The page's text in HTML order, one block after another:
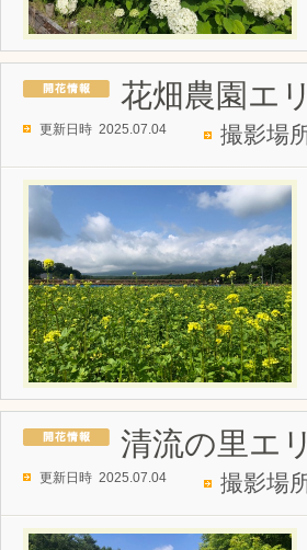
花畑農園エ
更新日時 2025.07.04 撮影場
清流の里エ
更新日時 2025.07.04 撮影場